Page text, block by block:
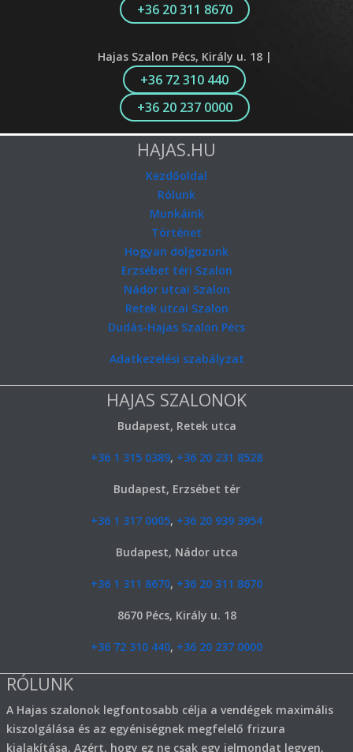
+36 20 311 8670
Hajas Szalon Pécs, Király u. 18 |
+36 72 310 440
+36 20 237 0000
HAJAS.HU
Kezdőoldal
Rólunk
Munkáink
Történet
Hogyan dolgozunk
Erzsébet téri Szalon
Nádor utcai Szalon
Retek utcai Szalon
Dudás-Hajas Szalon Pécs
Adatkezelési szabályzat
HAJAS SZALONOK
Budapest, Retek utca
+36 1 315 0389, +36 20 231 8528
Budapest, Erzsébet tér
+36 1 317 0005, +36 20 939 3954
Budapest, Nádor utca
+36 1 311 8670, +36 20 311 8670
8670 Pécs, Király u. 18
+36 72 310 440, +36 20 237 0000
RÓLUNK
A Hajas szalonok legfontosabb célja a vendégek maximális
kiszolgálása és az egyéniségnek megfelelő frizura
kialakítása. Azért, hogy ez ne csak egy jelmondat legyen,